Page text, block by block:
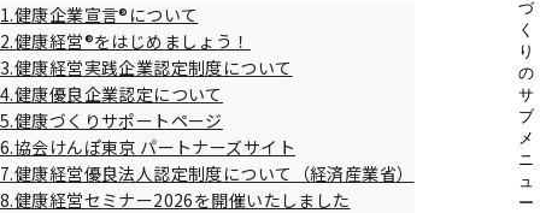
づ
く
り
の
サ
ブ
メ
ニ
ュ
ー
1.健康企業宣言®について
2.健康経営®をはじめましょう！
3.健康経営実践企業認定制度について
4.健康優良企業認定について
5.健康づくりサポートページ
6.協会けんぽ東京 パートナーズサイト
7.健康経営優良法人認定制度について（経済産業省）
8.健康経営セミナー2026を開催いたしました
07【健診：任意継続ご加入者様向け】
健診（本人）（家族）のご案内